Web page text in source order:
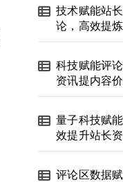
技术赋能站
论，高效提
科技赋能评
资讯提内容
量子科技赋
效提升站长
评论区数据